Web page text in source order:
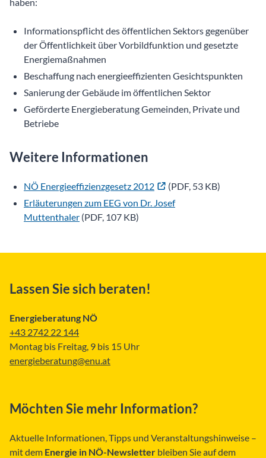
Informationspflicht des öffentlichen Sektors gegenüber
der Öffentlichkeit über Vorbildfunktion und gesetzte
Energiemaßnahmen
Beschaffung nach energieeffizienten Gesichtspunkten
Sanierung der Gebäude im öffentlichen Sektor
Geförderte Energieberatung Gemeinden, Private und
Betriebe
Weitere Informationen
NÖ Energieeffizienzgesetz 2012
(PDF, 53 KB)
Erläuterungen zum EEG von Dr. Josef
Muttenthaler (PDF, 107 KB)
Lassen Sie sich beraten!
Energieberatung NÖ
+43 2742 22 144
Montag bis Freitag, 9 bis 15 Uhr
energieberatung@enu.at
Möchten Sie mehr Information?
Aktuelle Informationen, Tipps und Veranstaltungshinweise –
mit dem Energie in NÖ-Newsletter bleiben Sie auf dem